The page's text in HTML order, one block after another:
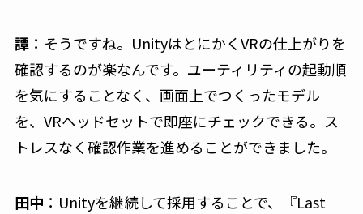
譚：そうですね。UnityはとにかくVRの仕上がりを
確認するのが楽なんです。ユーティリティの起動順
を気にすることなく、画面上でつくったモデル
を、VRヘッドセットで即座にチェックできる。ス
トレスなく確認作業を進めることができました。
田中 ：Unityを継続して採用することで、『Last